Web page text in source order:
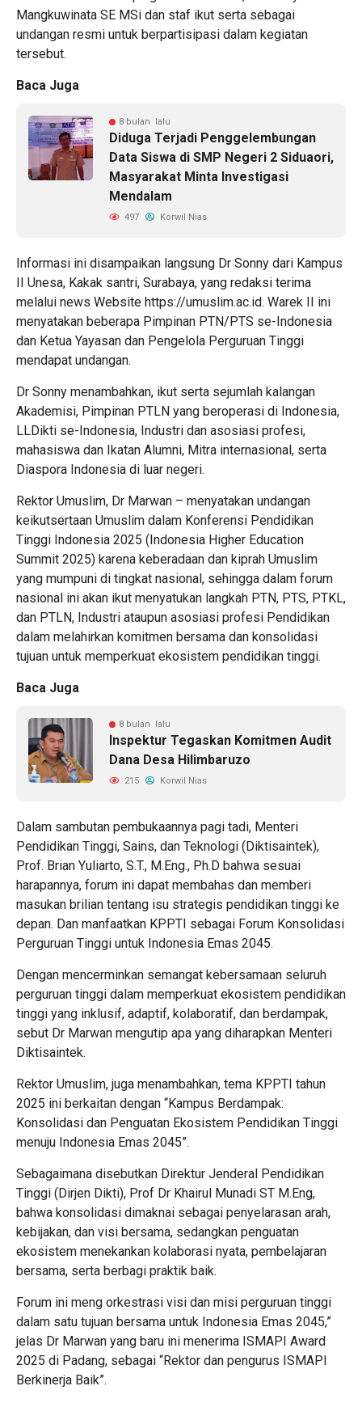
Mangkuwinata SE MSi dan staf ikut serta sebagai
undangan resmi untuk berpartisipasi dalam kegiatan
tersebut.
Baca Juga
8 bulan lalu
Diduga Terjadi Penggelembungan
Data Siswa di SMP Negeri 2 Siduaori,
Masyarakat Minta Investigasi
Mendalam
497 Korwil Nias
Informasi ini disampaikan langsung Dr Sonny dari Kampus
II Unesa, Kakak santri, Surabaya, yang redaksi terima
melalui news Website https://umuslim.ac.id. Warek II ini
menyatakan beberapa Pimpinan PTN/PTS se-Indonesia
dan Ketua Yayasan dan Pengelola Perguruan Tinggi
mendapat undangan.
Dr Sonny menambahkan, ikut serta sejumlah kalangan
Akademisi, Pimpinan PTLN yang beroperasi di Indonesia,
LLDikti se-Indonesia, Industri dan asosiasi profesi,
mahasiswa dan Ikatan Alumni, Mitra internasional, serta
Diaspora Indonesia di luar negeri.
Rektor Umuslim, Dr Marwan – menyatakan undangan
keikutsertaan Umuslim dalam Konferensi Pendidikan
Tinggi Indonesia 2025 (Indonesia Higher Education
Summit 2025) karena keberadaan dan kiprah Umuslim
yang mumpuni di tingkat nasional, sehingga dalam forum
nasional ini akan ikut menyatukan langkah PTN, PTS, PTKL,
dan PTLN, Industri ataupun asosiasi profesi Pendidikan
dalam melahirkan komitmen bersama dan konsolidasi
tujuan untuk memperkuat ekosistem pendidikan tinggi.
Baca Juga
8 bulan lalu
Inspektur Tegaskan Komitmen Audit
Dana Desa Hilimbaruzo
215 Korwil Nias
Dalam sambutan pembukaannya pagi tadi, Menteri
Pendidikan Tinggi, Sains, dan Teknologi (Diktisaintek),
Prof. Brian Yuliarto, S.T., M.Eng., Ph.D bahwa sesuai
harapannya, forum ini dapat membahas dan memberi
masukan brilian tentang isu strategis pendidikan tinggi ke
depan. Dan manfaatkan KPPTI sebagai Forum Konsolidasi
Perguruan Tinggi untuk Indonesia Emas 2045.
Dengan mencerminkan semangat kebersamaan seluruh
perguruan tinggi dalam memperkuat ekosistem pendidikan
tinggi yang inklusif, adaptif, kolaboratif, dan berdampak,
sebut Dr Marwan mengutip apa yang diharapkan Menteri
Diktisaintek.
Rektor Umuslim, juga menambahkan, tema KPPTI tahun
2025 ini berkaitan dengan “Kampus Berdampak:
Konsolidasi dan Penguatan Ekosistem Pendidikan Tinggi
menuju Indonesia Emas 2045”.
Sebagaimana disebutkan Direktur Jenderal Pendidikan
Tinggi (Dirjen Dikti), Prof Dr Khairul Munadi ST M.Eng,
bahwa konsolidasi dimaknai sebagai penyelarasan arah,
kebijakan, dan visi bersama, sedangkan penguatan
ekosistem menekankan kolaborasi nyata, pembelajaran
bersama, serta berbagi praktik baik.
Forum ini meng orkestrasi visi dan misi perguruan tinggi
dalam satu tujuan bersama untuk Indonesia Emas 2045,”
jelas Dr Marwan yang baru ini menerima ISMAPI Award
2025 di Padang, sebagai “Rektor dan pengurus ISMAPI
Berkinerja Baik”.